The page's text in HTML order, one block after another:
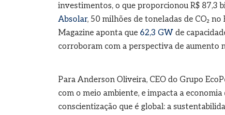
investimentos, o que proporcionou R$ 87,3
Absolar, 50 milhões de toneladas de CO₂
Magazine aponta que 62,3 GWde
corroboram com a perspectiva de aumento
Para Anderson Oliveira, CEO do Grupo
com o meio ambiente, e impacta a
conscientização que é global: a